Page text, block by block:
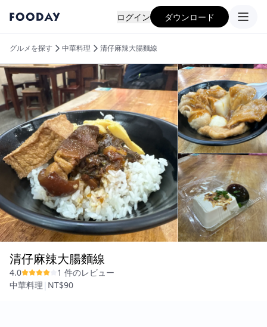
ログイン ダウンロード
グルメを探す 中華料理 清仔麻辣大腸麵線
清仔麻辣大腸麵線
4.0
1 件のレビュー
中華料理 | NT$90